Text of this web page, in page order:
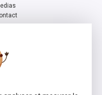
suisse Pro Mente